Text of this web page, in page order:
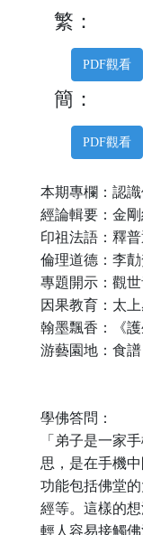
繁：
PDF觀看
簡：
PDF觀看
本期專欄：認
經論輯要：金
印祖法語：釋
倫理道德： 李
專題開示： 觀
因果教育：太
翰墨飄香：
《
游藝園地：食譜
學佛答問：
「弟子是一家
思，是在手機
功能包括佛堂
經等。這樣的
輕人容易接觸